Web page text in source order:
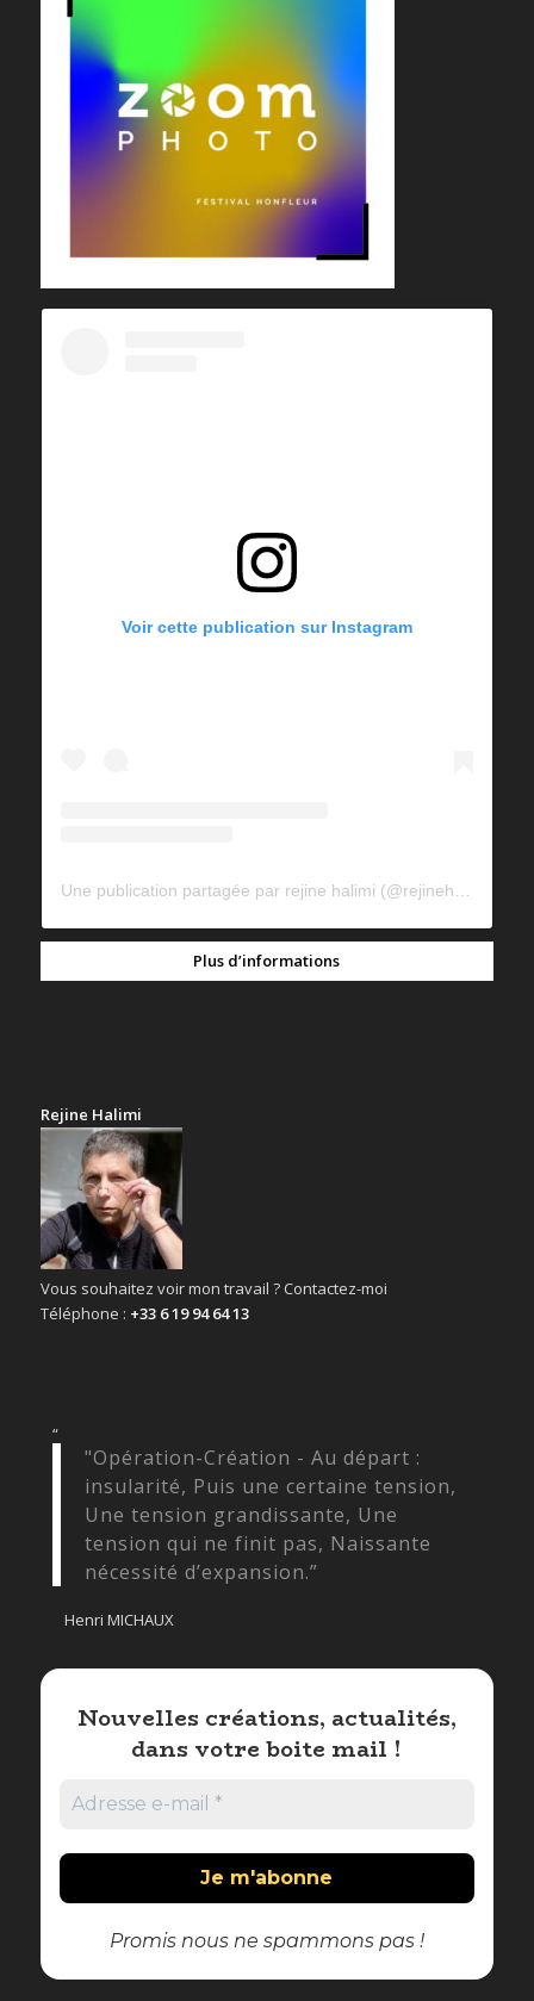
Voir cette publication sur Instagram
Plus d’informations
Rejine Halimi
Vous souhaitez voir mon travail ? Contactez-moi
Téléphone : +33 6 19 94 64 13
“
"Opération-Création - Au départ :
insularité, Puis une certaine tension,
Une tension grandissante, Une
tension qui ne finit pas, Naissante
nécessité d’expansion.”
Henri MICHAUX
Nouvelles créations, actualités,
dans votre boite mail !
Promis nous ne spammons pas !